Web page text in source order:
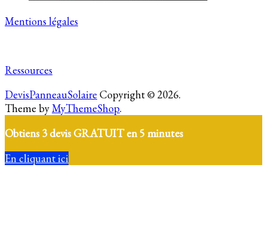
Mentions légales
Ressources
DevisPanneauSolaire Copyright © 2026.
Theme byMyThemeShop.
Obtiens 3 devis GRATUIT en 5 minutes
En cliquant ici